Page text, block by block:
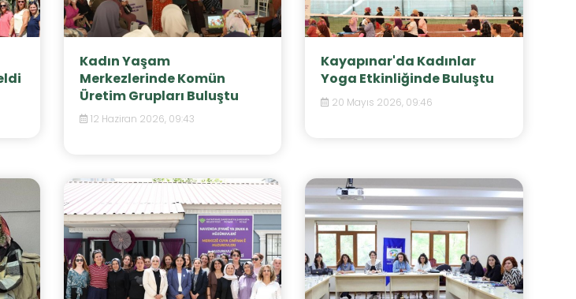
Kadın Yaşam
Merkezlerinde Komün
Üretim Grupları Buluştu
12 Haziran 2026, 09:43
Kayapınar'da Kadınlar
Yoga Etkinliğinde Buluştu
20 Mayıs 2026, 09:46